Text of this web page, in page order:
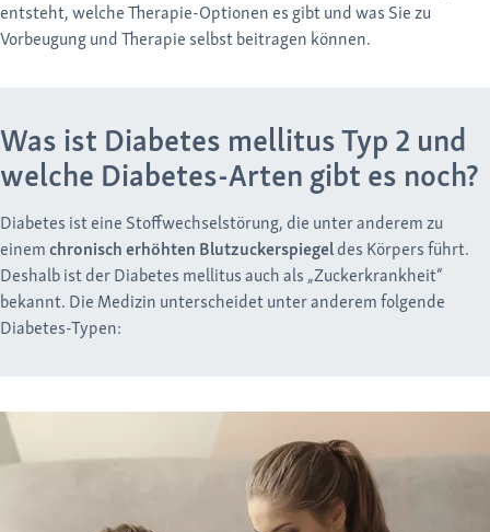
entsteht, welche Therapie-Optionen es gibt und was Sie zu
Vorbeugung und Therapie selbst beitragen können.
Was ist Diabetes mellitus Typ 2 und
welche Diabetes-Arten gibt es noch?
Diabetes ist eine Stoffwechselstörung, die unter anderem zu
einemchronisch erhöhten Blutzuckerspiegeldes Körpers führt.
Deshalb ist der Diabetes mellitus auch als „Zuckerkrankheit“
bekannt. Die Medizin unterscheidet unter anderem folgende
Diabetes-Typen: